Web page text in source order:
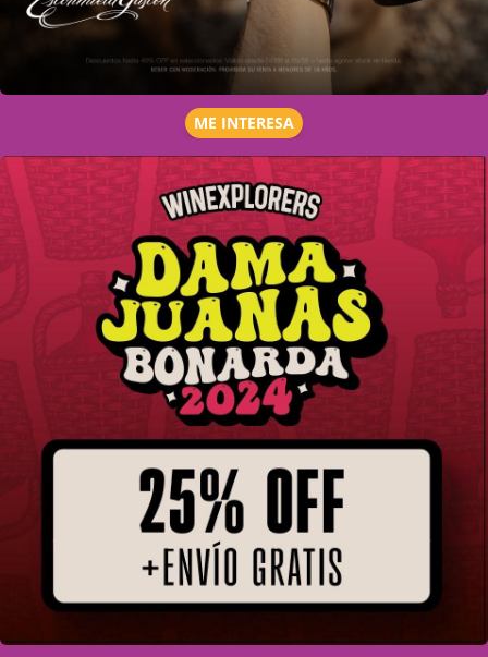
ME INTERESA